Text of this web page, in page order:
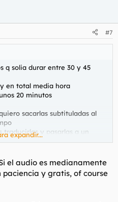
#7
q solia durar entre 30 y 45
en total media hora
20 minutos
sacarlas subtituladas al
y pasarlas a un
con tantisimo curro
expandir...
el audio es medianamente
y gratis, of course